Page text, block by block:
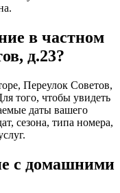
в частном
д.23?
Переулок Советов,
того, чтобы увидеть
даты вашего
сезона, типа номера,
с домашними